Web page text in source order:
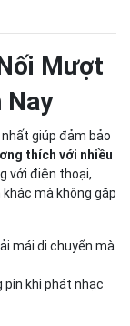
Mượt
Nay
giúp đảm bảo
thích với nhiều
với điện thoại,
mà không gặp
mái di chuyển mà
khi phát nhạc